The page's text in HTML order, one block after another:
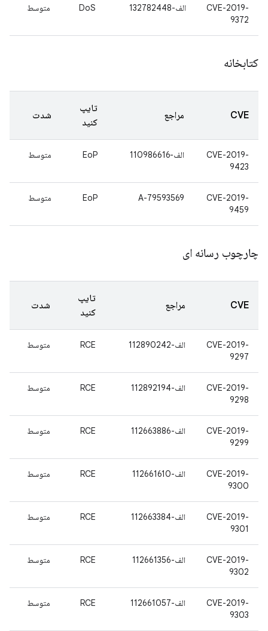
CVE-2019-
9372
الف-132782448 DoS متوسط
کتابخانه
CVE مراجع
تایپ
کنید
شدت
CVE-2019-
9423
الف-110986616 EoP متوسط
CVE-2019-
9459
A-79593569
EoP متوسط
چارچوب رسانه ای
CVE مراجع
تایپ
کنید
شدت
CVE-2019-
9297
الف-112890242 RCE متوسط
CVE-2019-
9298
الف-112892194 RCE متوسط
CVE-2019-
9299
الف-112663886 RCE متوسط
CVE-2019-
9300
الف-112661610 RCE متوسط
CVE-2019-
9301
الف-112663384 RCE متوسط
CVE-2019-
9302
الف-112661356 RCE متوسط
CVE-2019-
9303
الف-112661057 RCE متوسط